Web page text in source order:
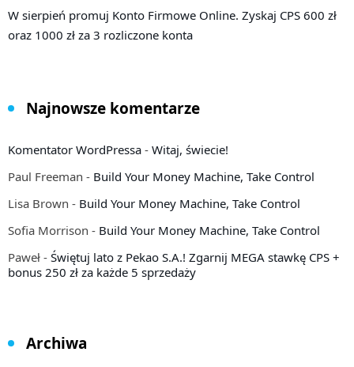
W sierpień promuj Konto Firmowe Online. Zyskaj CPS 600 zł
oraz 1000 zł za 3 rozliczone konta
Najnowsze komentarze
Komentator WordPressa - Witaj, świecie!
Paul Freeman - Build Your Money Machine, Take Control
Lisa Brown - Build Your Money Machine, Take Control
Sofia Morrison - Build Your Money Machine, Take Control
Paweł - Świętuj lato z Pekao S.A.! Zgarnij MEGA stawkę CPS +
bonus 250 zł za każde 5 sprzedaży
Archiwa